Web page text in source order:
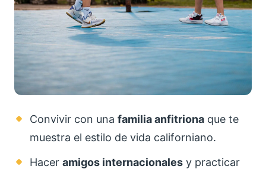
Convivir con una familia anfitriona que te
muestra el estilo de vida californiano.
Hacer amigos internacionales y practicar